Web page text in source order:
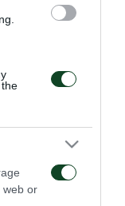
web or
για